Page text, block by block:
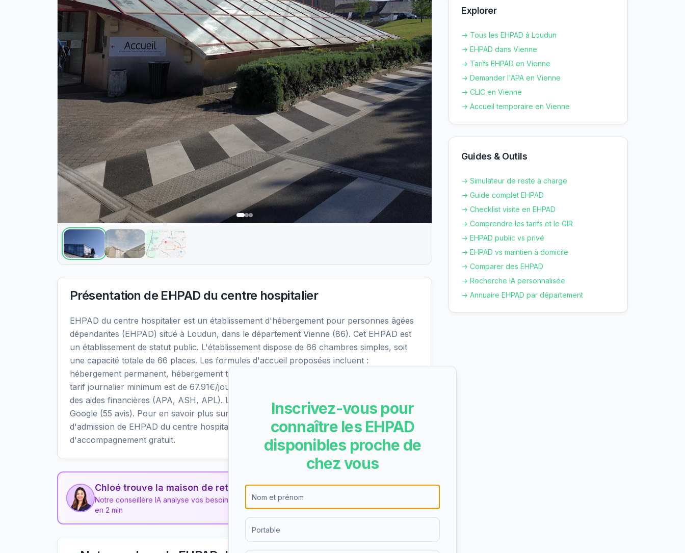
Présentation de EHPAD du centre hospitalier
EHPAD du centre hospitalier est un établissement d'hébergement pour personnes âgées
dépendantes (EHPAD) situé à Loudun, dans le département Vienne (86). Cet EHPAD est
un établissement de statut public. L'établissement dispose de 66 chambres simples, soit
une capacité totale de 66 places. Les formules d'accueil proposées incluent :
hébergement permanent, hébergement temporaire, accueil de jour, accueil de nuit. Le
tarif journalier minimum est de 67.91€/jour, soit environ 2071€ par mois avant déduction
des aides financières (APA, ASH, APL). Les familles lui attribuent une note de 3.3/5 sur
Google (55 avis). Pour en savoir plus sur les tarifs, les disponibilités et les conditions
d'admission de EHPAD du centre hospitalier, vous pouvez utiliser notre service
d'accompagnement gratuit.
Chloé trouve la maison de retraite idéale pour vous
Notre conseillère IA analyse vos besoins et vous recommande les 3 meilleurs établissements
en 2 min
Explorer
→ Tous les EHPAD à Loudun
→ EHPAD dans Vienne
→ Tarifs EHPAD en Vienne
→ Demander l'APA en Vienne
→ CLIC en Vienne
→ Accueil temporaire en Vienne
Guides & Outils
→ Simulateur de reste à charge
→ Guide complet EHPAD
→ Checklist visite en EHPAD
→ Comprendre les tarifs et le GIR
→ EHPAD public vs privé
→ EHPAD vs maintien à domicile
→ Comparer des EHPAD
→ Recherche IA personnalisée
→ Annuaire EHPAD par département
Inscrivez-vous pour
connaître les EHPAD
disponibles proche de
chez vous